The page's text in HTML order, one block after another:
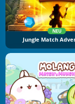
NEU
Jungle Match